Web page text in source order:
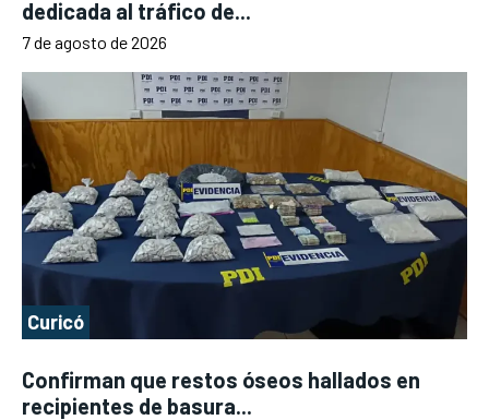
dedicada al tráfico de...
7 de agosto de 2026
Curicó
Confirman que restos óseos hallados en
recipientes de basura...